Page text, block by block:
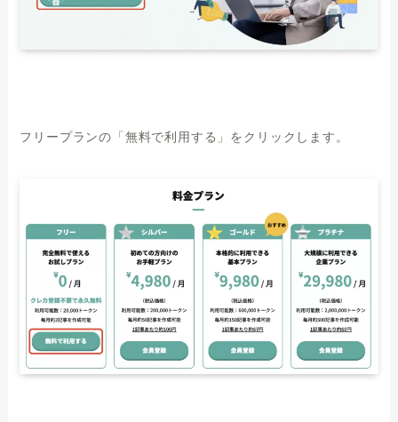
フリープランの「無料で利用する」をクリックします。